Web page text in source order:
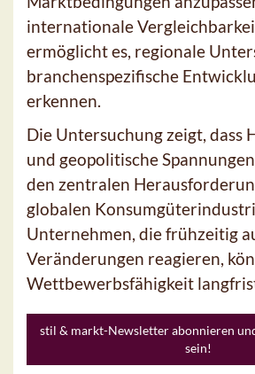
internationale
ermöglicht es, regionale
branchenspezifische
erkennen.
Die Untersuchung zeigt, dass
und geopolitische
den zentralen
globalen
Unternehmen, die frühzeitig
Veränderungen reagieren,
Wettbewerbsfähigkeit
stil & markt-Newsletter abonnieren
sein!